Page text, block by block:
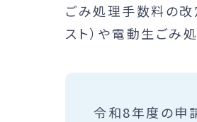
ごみ処理手数料の改
スト）や電動生ごみ
令和8年度の申